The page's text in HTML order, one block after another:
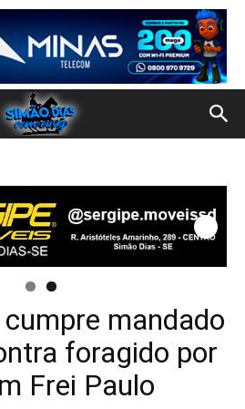
mandado
foragido por
Frei Paulo